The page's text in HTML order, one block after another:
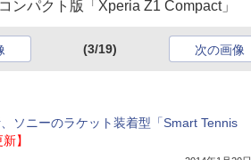
ンパクト版「Xperia Z1 Compact」
(3/19) 次の画像
ソニーのラケット装着型「Smart Tennis
新】